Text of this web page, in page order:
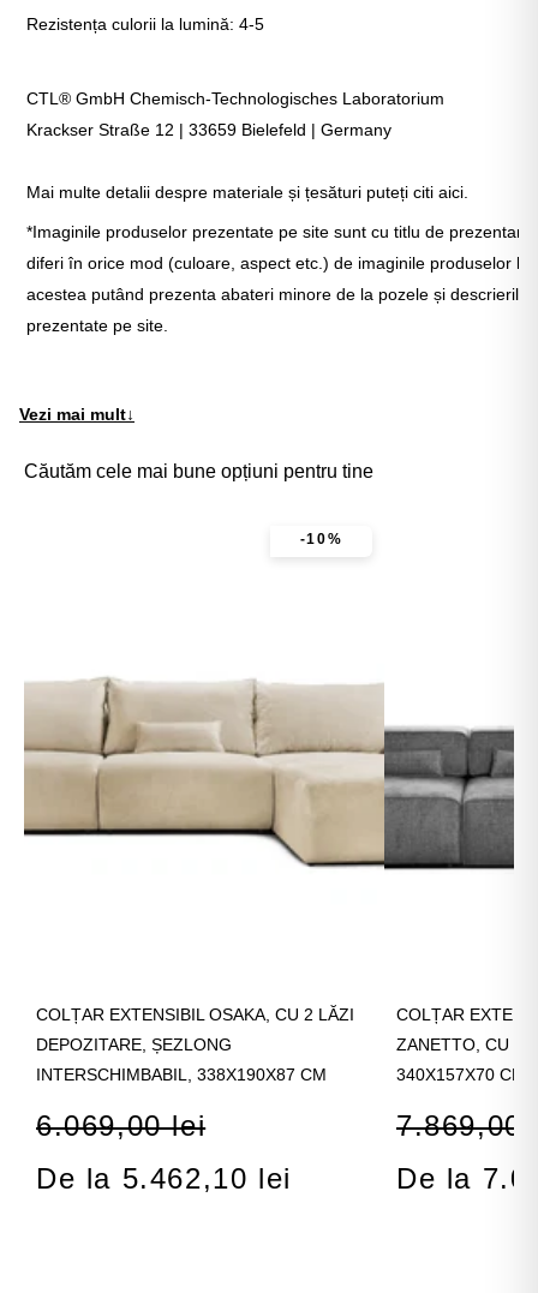
Rezistența culorii la lumină: 4-5
CTL® GmbH Chemisch-Technologisches Laboratorium
Krackser Straße 12 | 33659 Bielefeld | Germany
Mai multe detalii despre materiale și țesături puteți citi aici.
*Imaginile produselor prezentate pe site sunt cu titlu de prezentare
diferi în orice mod (culoare, aspect etc.) de imaginile produselor
acestea putând prezenta abateri minore de la pozele și descrierile
prezentate pe site.
Vezi mai mult↓
Căutăm cele mai bune opțiuni pentru tine
-10%
COLȚAR EXTENSIBIL OSAKA, CU 2 LĂZI
DEPOZITARE, ȘEZLONG
INTERSCHIMBABIL, 338X190X87 CM
6.069,00 lei
De la 5.462,10 lei
COLȚAR
ZANETTO, CU
340X157X70 CM
7.869,00
De la